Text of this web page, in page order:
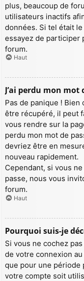
plus, beaucoup de
utilisateurs inactifs
données. Si tel était
essayez de participer
forum.
Haut
J’ai perdu mon mot
Pas de panique !
être récupéré, il peut
vous rendre sur la
perdu mon mot de
devriez être en
nouveau rapidement.
Cependant, si vous
passe, nous vous
forum.
Haut
Pourquoi suis-je
Si vous ne cochez
de votre connexion
que pour une période
votre compte soit